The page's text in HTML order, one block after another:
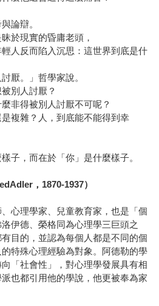
論辯。
於現實的昏庸老頭，
人反而陷入沉思：這世界到底是什
厭。」哲學家說。
別人討厭？
非得被別人討厭不可呢？
複雜？人，到底能不能得到幸
子，而在於「你」是什麼樣子。
，1870-1937）
心理學家、兒童教育家，也是「個
伊德、榮格同為心理學三巨頭之
目的，並認為每個人都是不同的個
特殊心理經驗為對象。阿德勒的學
「社會性」，對心理學發展具有相
也都引用他的學說，他更被奉為家